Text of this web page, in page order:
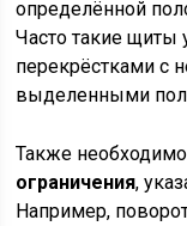
определённой
Часто такие
перекрёстками с
выделенными
Также
ограничения,
Например,